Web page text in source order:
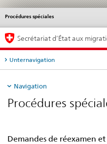
Procédures spéciales
Service
Navigation
Secrétariat d’État aux
Unternavigation
Navigation
Procédures
Demandes de réexamen